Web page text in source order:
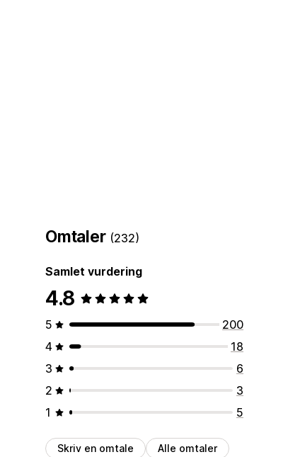
Omtaler (232)
Samlet vurdering
4.8
5
200
4
18
3
6
2
3
1
5
Skriv en omtale Alle omtaler